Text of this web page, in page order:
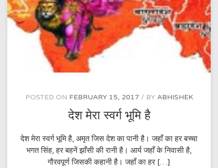
पर
राष्ट्र
को
समर्पित)
POSTED ON FEBRUARY 15, 2017 BY ABHISHEK
देश मेरा स्वर्ग भूमि है
देश मेरा स्वर्ग भूमि है, अमृत जिस देश का पानी है। जहाँ का हर बच्चा
भगत सिंह, हर बहनें झाँसी की रानी है। आर्य जहाँ के निवासी है,
गौरवपूर्ण जिसकी कहानी है। जहाँ का हर […]